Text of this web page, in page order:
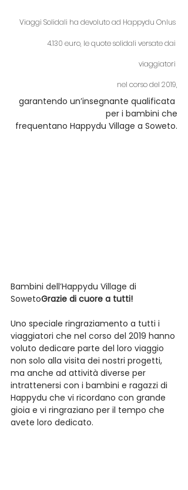
Viaggi Solidali ha devoluto ad Happydu Onlus
4.130 euro, le quote solidali versate dai
viaggiatori
nel corso del 2019,
garantendo un’insegnante qualificata
per i bambini che
frequentano Happydu Village a Soweto.
Bambini dell’Happydu Village di
SowetoGrazie di cuore a tutti!
Uno speciale ringraziamento a tutti i
viaggiatori che nel corso del 2019 hanno
voluto dedicare parte del loro viaggio
non solo alla visita dei nostri progetti,
ma anche ad attività diverse per
intrattenersi con i bambini e ragazzi di
Happydu che vi ricordano con grande
gioia e vi ringraziano per il tempo che
avete loro dedicato.